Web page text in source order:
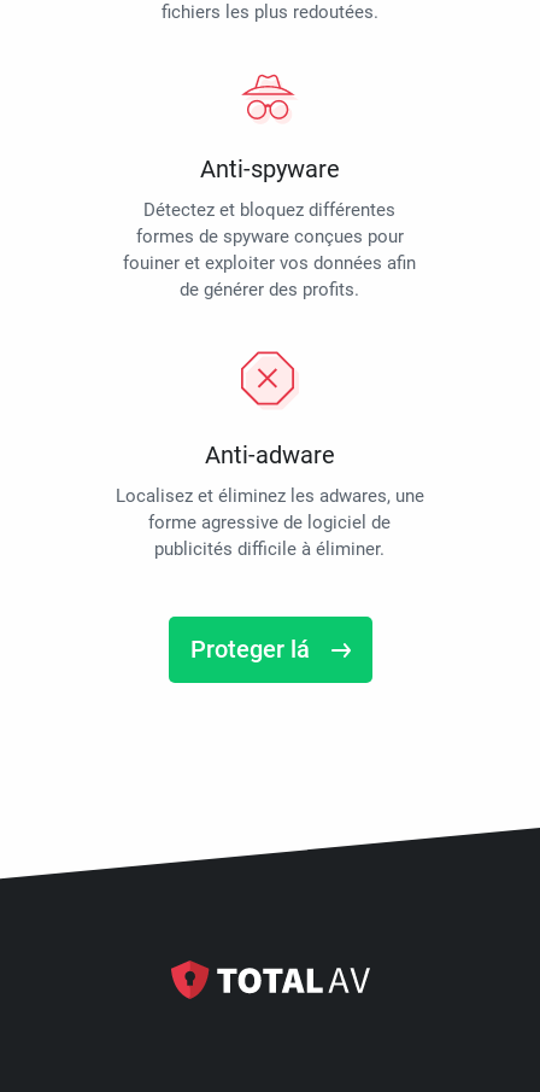
fichiers les plus redoutées.
Anti-spyware
Détectez et bloquez différentes
formes de spyware conçues pour
fouiner et exploiter vos données afin
de générer des profits.
Anti-adware
Localisez et éliminez les adwares, une
forme agressive de logiciel de
publicités difficile à éliminer.
Proteger lá